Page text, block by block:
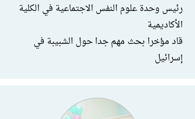
رئيس وحدة علوم النفس الاجتماعية في الكلية
الأكاديمية
قاد مؤخرا بحث مهم جدا حول الشبيبة في
إسرائيل